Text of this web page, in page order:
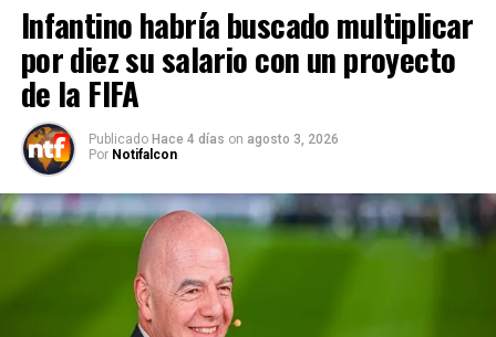
Infantino habría buscado multiplicar
por diez su salario con un proyecto
de la FIFA
Publicado Hace 4 días on agosto 3, 2026
Por Notifalcon